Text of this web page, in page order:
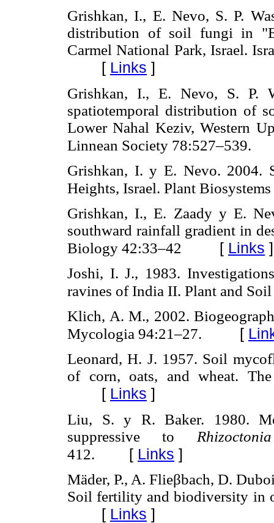
Grishkan, I., E. Nevo, S. P.
distribution of soil fungi in
Carmel National Park, Israel.
[ Links ]
Grishkan, I., E. Nevo, S. P.
spatiotemporal distribution of
Lower Nahal Keziv, Western
Linnean Society 78:527–539.
Grishkan, I. y E. Nevo. 2004.
Heights, Israel. Plant
Grishkan, I., E. Zaady y E.
southward rainfall gradient in
Biology 42:33–42
[ Links ]
Joshi, I. J., 1983.
ravines of India II. Plant and
Klich, A. M., 2002.
Mycologia 94:21–27.
[
Leonard, H. J. 1957. Soil
of corn, oats, and wheat.
[ Links ]
Liu, S. y R. Baker. 1980.
suppressive to
412. [ Links ]
Mäder, P., A. Flieβbach, D.
Soil fertility and biodiversity in
[ Links ]